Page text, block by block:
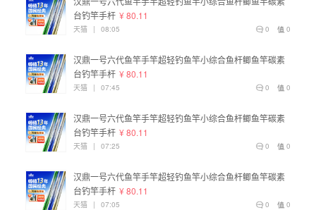
台钓竿手杆 ¥ 80.11
0
0
天猫 | 08:05
汉鼎一号六代鱼竿手竿超轻钓鱼竿小综合鱼杆鲫鱼竿碳素
台钓竿手杆 ¥ 80.11
0
0
天猫 | 07:45
汉鼎一号六代鱼竿手竿超轻钓鱼竿小综合鱼杆鲫鱼竿碳素
台钓竿手杆 ¥ 80.11
0
0
天猫 | 07:25
汉鼎一号六代鱼竿手竿超轻钓鱼竿小综合鱼杆鲫鱼竿碳素
台钓竿手杆 ¥ 80.11
0
0
天猫 | 07:05